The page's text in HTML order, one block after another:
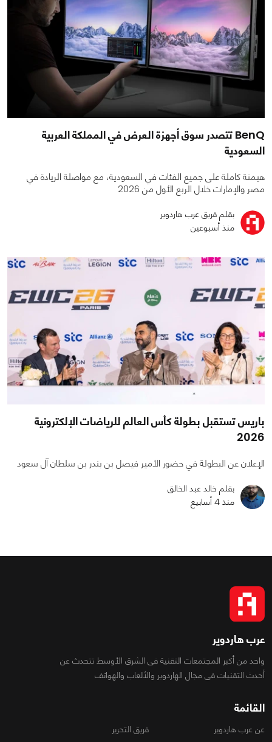
BenQ تتصدر سوق أجهزة العرض في المملكة العربية
السعودية
هيمنة كاملة على جميع الفئات في السعودية، مع مواصلة الريادة في
مصر والإمارات خلال الربع الأول من 2026
بقلم فريق عرب هاردوير
منذ أسبوعين
باريس تستقبل بطولة كأس العالم للرياضات الإلكترونية
2026
الإعلان عن البطولة في حضور الأمير فيصل بن بندر بن سلطان آل سعود
بقلم خالد عبد الخالق
منذ 4 أسابيع
عرب هاردوير
واحد من أكبر المجتمعات التقنية فى الشرق الأوسط تتحدث عن
أحدث التقنيات فى مجال الهاردوير والألعاب والهواتف
القائمة
عن عرب هاردوير
فريق التحرير